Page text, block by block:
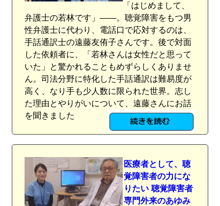
「はじめまして、
弁護士の若林です」――。聴覚障害をもつ男
性弁護士に代わり、電話口で応対するのは、
手話通訳士の遠藤友侑子さんです。後で対面
した依頼者に、「若林さんは女性だと思って
いた」と驚かれることもめずらしくありませ
ん。司法分野に特化した手話通訳は難易度が
高く、なり手も少人数に限られた世界。志し
た理由とやりがいについて、遠藤さんにお話
を聞きました
医療者として、聴
覚障害者の力にな
りたい 聴覚障害者
専門外来のあゆみ